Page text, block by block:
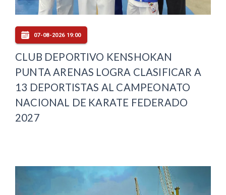
07-08-2026 19:00
CLUB DEPORTIVO KENSHOKAN
PUNTA ARENAS LOGRA CLASIFICAR A
13 DEPORTISTAS AL CAMPEONATO
NACIONAL DE KARATE FEDERADO
2027